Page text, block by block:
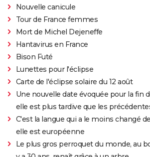
Nouvelle canicule
Tour de France femmes
Mort de Michel Dejeneffe
Hantavirus en France
Bison Futé
Lunettes pour l'éclipse
Carte de l'éclipse solaire du 12 août
Une nouvelle date évoquée pour la fin
elle est plus tardive que les
C'est la langue qui a le moins changé
elle est européenne
Le plus gros perroquet du monde, au